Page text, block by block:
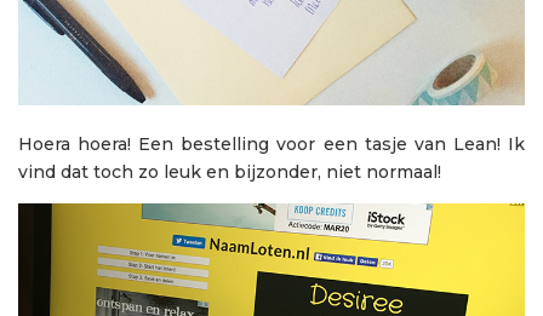
Hoera hoera! Een bestelling voor een tasje van Lean! Ik
vind dat toch zo leuk en bijzonder, niet normaal!